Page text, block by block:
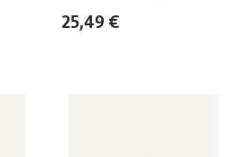
25,49 €